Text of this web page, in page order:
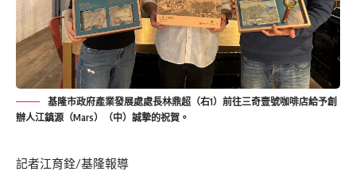
基隆市政府產業發展處處長林鼎超（右1）前往三奇壹號咖啡店給予創
辦人江鎮源（Mars）（中）誠摯的祝賀。
記者江育銓/基隆報導